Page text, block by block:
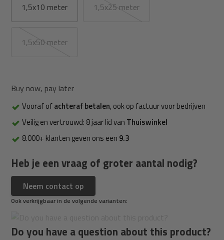
1,5x10 meter 1,5x25 meter
1,5x50 meter
Buy now, pay later
Vooraf ofachteraf betalen, ook op factuur voor bedrijven
Veilig en vertrouwd: 8 jaar lid van Thuiswinkel
8.000+ klanten geven ons een 9.3
Heb je een vraag of groter aantal nodig?
Neem contact op
Ook verkrijgbaar in de volgende varianten:
Do you have a question about this product?